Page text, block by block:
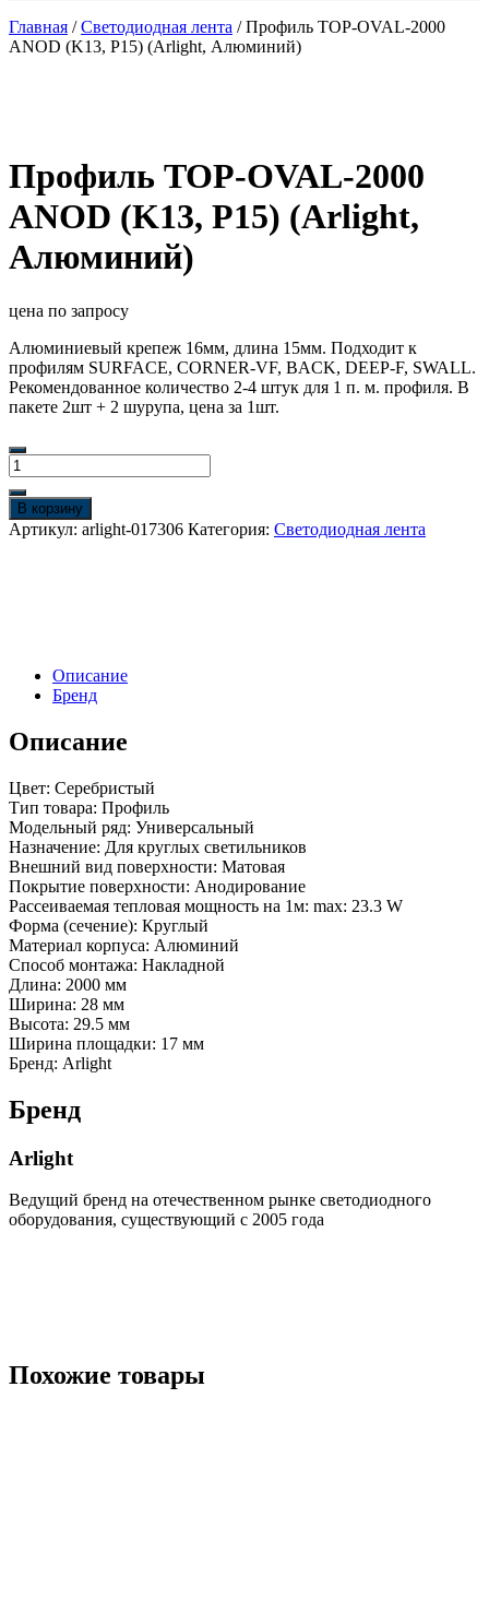
Главная /Светодиодная лента / Профиль TOP-OVAL-2000
ANOD (K13, P15) (Arlight, Алюминий)
Профиль TOP-OVAL-2000
ANOD (K13, P15) (Arlight,
Алюминий)
цена по запросу
Алюминиевый крепеж 16мм, длина 15мм. Подходит к
профилям SURFACE, CORNER-VF, BACK, DEEP-F, SWALL.
Рекомендованное количество 2-4 штук для 1 п. м. профиля. В
пакете 2шт + 2 шурупа, цена за 1шт.
Количество
товара
Профиль
TOP-
OVAL-
В корзину
Артикул: arlight-017306 Категория: Светодиодная лента
Описание
Бренд
Описание
Цвет: Серебристый
Тип товара: Профиль
Модельный ряд: Универсальный
Назначение: Для круглых светильников
Внешний вид поверхности: Матовая
Покрытие поверхности: Анодирование
Рассеиваемая тепловая мощность на 1м: max: 23.3 W
Форма (сечение): Круглый
Материал корпуса: Алюминий
Способ монтажа: Накладной
Длина: 2000 мм
Ширина: 28 мм
Высота: 29.5 мм
Ширина площадки: 17 мм
Бренд: Arlight
Бренд
Arlight
Ведущий бренд на отечественном рынке светодиодного
оборудования, существующий с 2005 года
Похожие товары